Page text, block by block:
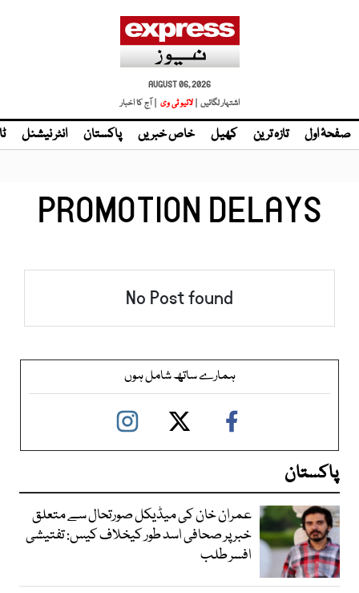
AUGUST 06, 2026
اشتہار لگائیں | لائیو ٹی وی | آج کا اخبار
صفحۂ اول تازہ ترین کھیل خاص خبریں پاکستان انٹر نیشنل
PROMOTION DELAYS
No Post found
ہمارے ساتھ شامل ہوں
پاکستان
عمران خان کی میڈیکل صورتحال سے متعلق
خبر پر صحافی اسد طور کیخلاف کیس: تفتیشی
افسر طلب